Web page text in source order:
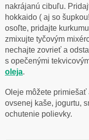
nakrájanú cibuľu.
hokkaido ( aj so
osoľte, pridajte
zmixujte tyčovým
nechajte zovrieť a
s opečenými
oleja.
Oleje môžete primiešať
ovsenej kaše, jogurtu,
ochutenie polievky.